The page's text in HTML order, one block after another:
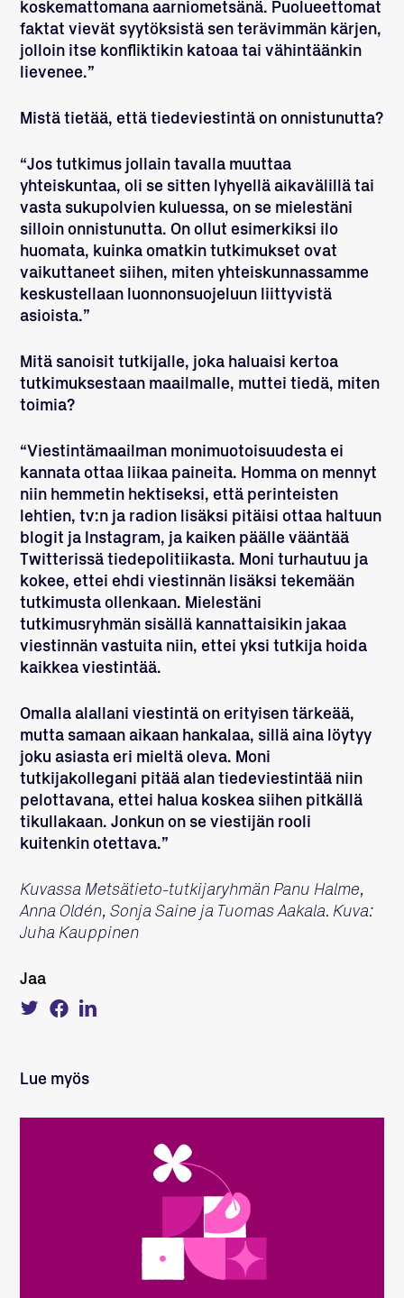
koskemattomana aarniometsänä. Puolueettomat
faktat vievät syytöksistä sen terävimmän kärjen,
jolloin itse konfliktikin katoaa tai vähintäänkin
lievenee.”
Mistä tietää, että tiedeviestintä on onnistunutta?
“Jos tutkimus jollain tavalla muuttaa
yhteiskuntaa, oli se sitten lyhyellä aikavälillä tai
vasta sukupolvien kuluessa, on se mielestäni
silloin onnistunutta. On ollut esimerkiksi ilo
huomata, kuinka omatkin tutkimukset ovat
vaikuttaneet siihen, miten yhteiskunnassamme
keskustellaan luonnonsuojeluun liittyvistä
asioista.”
Mitä sanoisit tutkijalle, joka haluaisi kertoa
tutkimuksestaan maailmalle, muttei tiedä, miten
toimia?
“Viestintämaailman monimuotoisuudesta ei
kannata ottaa liikaa paineita. Homma on mennyt
niin hemmetin hektiseksi, että perinteisten
lehtien, tv:n ja radion lisäksi pitäisi ottaa haltuun
blogit ja Instagram, ja kaiken päälle vääntää
Twitterissä tiedepolitiikasta. Moni turhautuu ja
kokee, ettei ehdi viestinnän lisäksi tekemään
tutkimusta ollenkaan. Mielestäni
tutkimusryhmän sisällä kannattaisikin jakaa
viestinnän vastuita niin, ettei yksi tutkija hoida
kaikkea viestintää.
Omalla alallani viestintä on erityisen tärkeää,
mutta samaan aikaan hankalaa, sillä aina löytyy
joku asiasta eri mieltä oleva. Moni
tutkijakollegani pitää alan tiedeviestintää niin
pelottavana, ettei halua koskea siihen pitkällä
tikullakaan. Jonkun on se viestijän rooli
kuitenkin otettava.”
Kuvassa Metsätieto-tutkijaryhmän Panu Halme,
Anna Oldén, Sonja Saine ja Tuomas Aakala. Kuva:
Juha Kauppinen
Jaa
Tweet
about
Share
on
Lue myös
LUE LISÄÄ